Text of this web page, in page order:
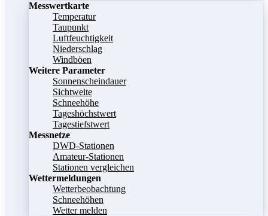
Messwertkarte
Temperatur
Taupunkt
Luftfeuchtigkeit
Niederschlag
Windböen
Weitere Parameter
Sonnenscheindauer
Sichtweite
Schneehöhe
Tageshöchstwert
Tagestiefstwert
Messnetze
DWD-Stationen
Amateur-Stationen
Stationen vergleichen
Wettermeldungen
Wetterbeobachtung
Schneehöhen
Wetter melden